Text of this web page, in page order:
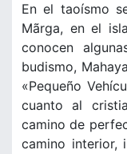
En el taoísmo
Mãrga, en el
conocen
budismo,
«Pequeño
cuanto al
camino de
camino interior,